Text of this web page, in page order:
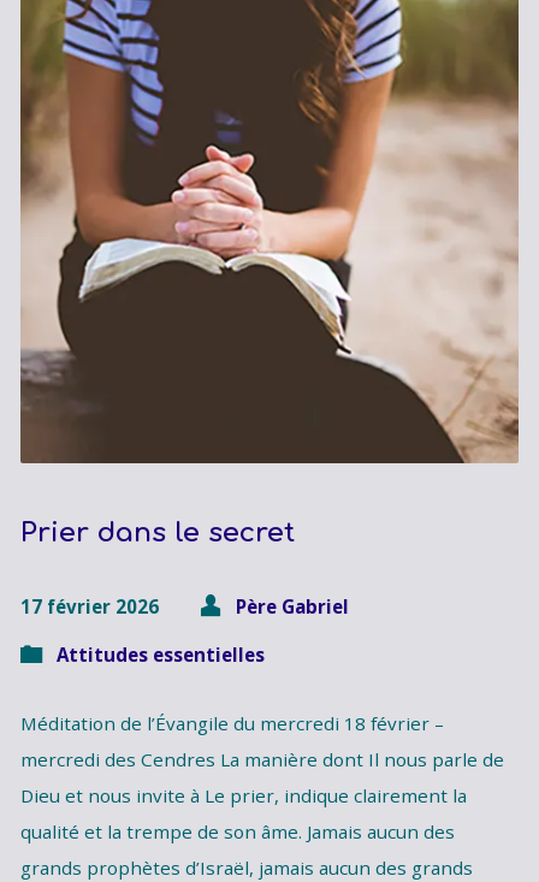
Prier dans le secret
17 février 2026
Père Gabriel
Attitudes essentielles
Méditation de l’Évangile du mercredi 18 février –
mercredi des Cendres La manière dont Il nous parle de
Dieu et nous invite à Le prier, indique clairement la
qualité et la trempe de son âme. Jamais aucun des
grands prophètes d’Israël, jamais aucun des grands